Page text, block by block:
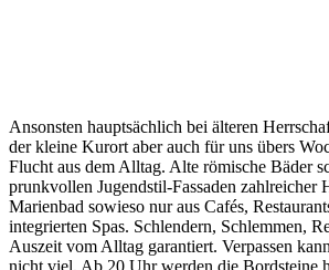
Ansonsten hauptsächlich bei älteren
der kleine Kurort aber auch für uns übers
Flucht aus dem Alltag. Alte römische Bäder
prunkvollen Jugendstil-Fassaden zahlreicher
Marienbad sowieso nur aus Cafés,
integrierten Spas. Schlendern, Schlemmen,
Auszeit vom Alltag garantiert. Verpassen
nicht viel. Ab 20 Uhr werden die Bordsteine